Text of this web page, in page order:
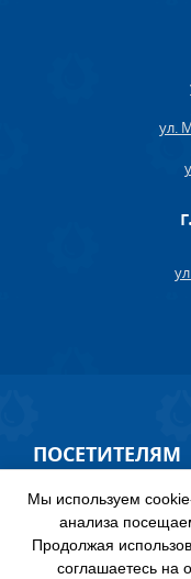
ул.
ПОСЕТИТЕЛЯМ
КАК СДЕЛАТЬ
Мы используем
анализа
Продолжая
соглашаетесь на